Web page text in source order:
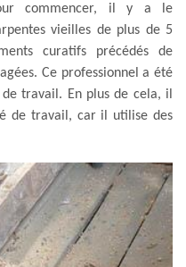
commencer, il y a le
vieilles de plus de 5
curatifs précédés de
Ce professionnel a été
travail. En plus de cela, il
de travail, car il utilise des